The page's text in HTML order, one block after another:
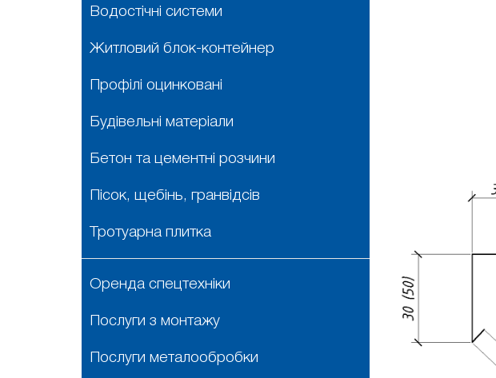
Водостічні системи
Житловий блок-контейнер
Профілі оцинковані
Будівельні матеріали
Бетон та цементні розчини
Пісок, щебінь, гранвідсів
Тротуарна плитка
Оренда спецтехніки
Послуги з монтажу
Послуги металообробки